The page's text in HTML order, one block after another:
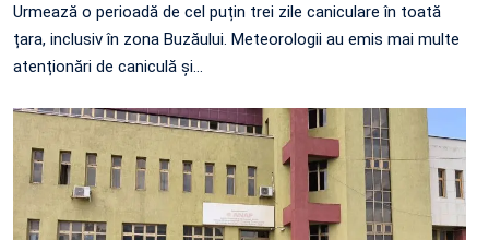
Urmează o perioadă de cel puțin trei zile caniculare în toată
țara, inclusiv în zona Buzăului. Meteorologii au emis mai multe
atenționări de caniculă și…